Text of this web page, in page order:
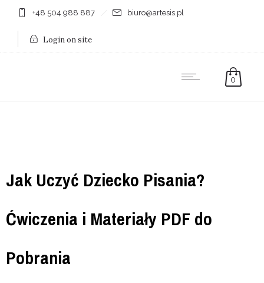
+48 504 988 887 biuro@artesis.pl
Login on site
0
Jak Uczyć Dziecko Pisania?
Ćwiczenia i Materiały PDF do
Pobrania